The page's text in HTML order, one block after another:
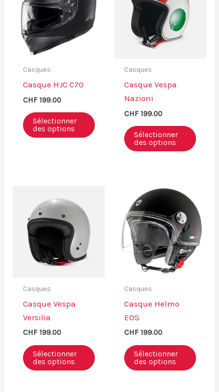
peuvent
être
Casques
Casque HJC C70
CHF199.00
Sélectionner
des options
Casques
Casque Vespa
Nazioni
CHF199.00
Sélectionner
des options
Casques
Casque Vespa
Versilia
CHF199.00
Sélectionner
des options
Casques
Casque Helmo
EOS
CHF199.00
Sélectionner
des options